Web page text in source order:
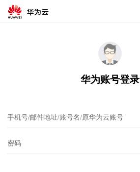
华为账号登录